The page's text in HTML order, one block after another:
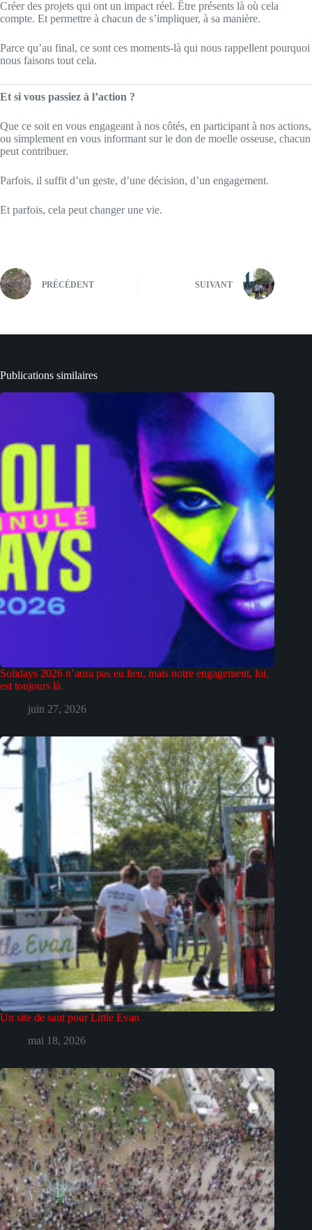
Créer des projets qui ont un impact réel. Être présents là où cela
compte. Et permettre à chacun de s’impliquer, à sa manière.
Parce qu’au final, ce sont ces moments-là qui nous rappellent pourquoi
nous faisons tout cela.
Et si vous passiez à l’action ?
Que ce soit en vous engageant à nos côtés, en participant à nos actions,
ou simplement en vous informant sur le don de moelle osseuse, chacun
peut contribuer.
Parfois, il suffit d’un geste, d’une décision, d’un engagement.
Et parfois, cela peut changer une vie.
PRÉCÉDENT SUIVANT
Publications similaires
Solidays 2026 n’aura pas eu lieu, mais notre engagement, lui,
est toujours là.
juin 27, 2026
Un site de saut pour Little Evan
mai 18, 2026